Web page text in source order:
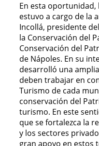
En esta
estuvo a cargo de la
Incollá, presidente
la Conservación del
Conservación del
de Nápoles. En su
desarrolló una
deben trabajar en
Turismo de cada
conservación del
turismo. En este
que se fortalezca la
y los sectores
gran apoyo en estos